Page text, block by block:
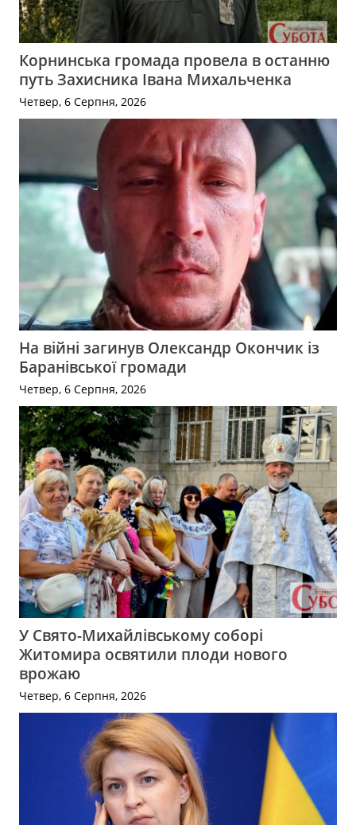
Корнинська громада провела в останню
путь Захисника Івана Михальченка
Четвер, 6 Серпня, 2026
На війні загинув Олександр Окончик із
Баранівської громади
Четвер, 6 Серпня, 2026
У Свято-Михайлівському соборі
Житомира освятили плоди нового
врожаю
Четвер, 6 Серпня, 2026